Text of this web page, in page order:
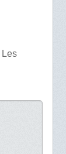
Les